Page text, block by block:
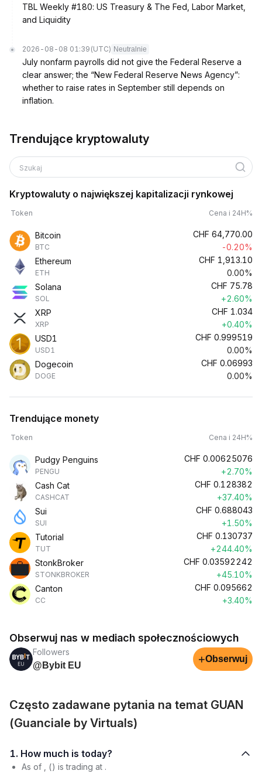
TBL Weekly #180: US Treasury & The Fed, Labor Market,
and Liquidity
2026-08-08 01:39 (UTC) Neutralnie
July nonfarm payrolls did not give the Federal Reserve a
clear answer; the “New Federal Reserve News Agency”:
whether to raise rates in September still depends on
inflation.
Trendujące kryptowaluty
Szukaj
Kryptowaluty o największej kapitalizacji rynkowej
Token Cena i 24H%
Bitcoin
BTC
CHF 64,770.00
-0.20%
Ethereum
ETH
CHF 1,913.10
0.00%
Solana
SOL
CHF 75.78
+2.60%
XRP
XRP
CHF 1.034
+0.40%
USD1
USD1
CHF 0.999519
0.00%
Dogecoin
DOGE
CHF 0.06993
0.00%
Trendujące monety
Token Cena i 24H%
Pudgy Penguins
PENGU
CHF 0.00625076
+2.70%
Cash Cat
CASHCAT
CHF 0.128382
+37.40%
Sui
SUI
CHF 0.688043
+1.50%
Tutorial
TUT
CHF 0.130737
+244.40%
StonkBroker
STONKBROKER
CHF 0.03592242
+45.10%
Canton
CC
CHF 0.095662
+3.40%
Obserwuj nas w mediach społecznościowych
Followers
@Bybit EU
+Obserwuj
Często zadawane pytania na temat GUAN
(Guanciale by Virtuals)
1. How much is today?
As of , () is trading at .